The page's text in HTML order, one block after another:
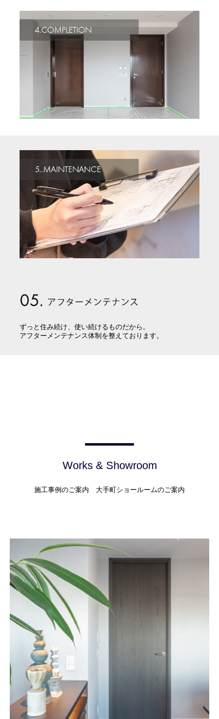
ずっと住み続け、使い続けるものだから。
アフターメンテナンス体制を整えております。
Works & Showroom
施工事例のご案内 大手町ショールームのご案内